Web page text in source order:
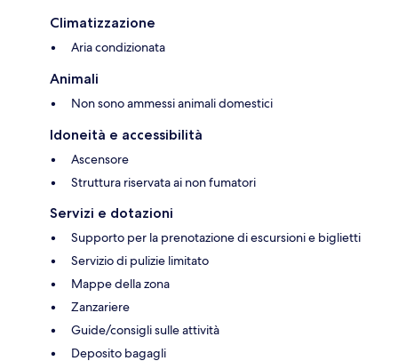
Climatizzazione
Aria condizionata
Animali
Non sono ammessi animali domestici
Idoneità e accessibilità
Ascensore
Struttura riservata ai non fumatori
Servizi e dotazioni
Supporto per la prenotazione di escursioni e biglietti
Servizio di pulizie limitato
Mappe della zona
Zanzariere
Guide/consigli sulle attività
Deposito bagagli